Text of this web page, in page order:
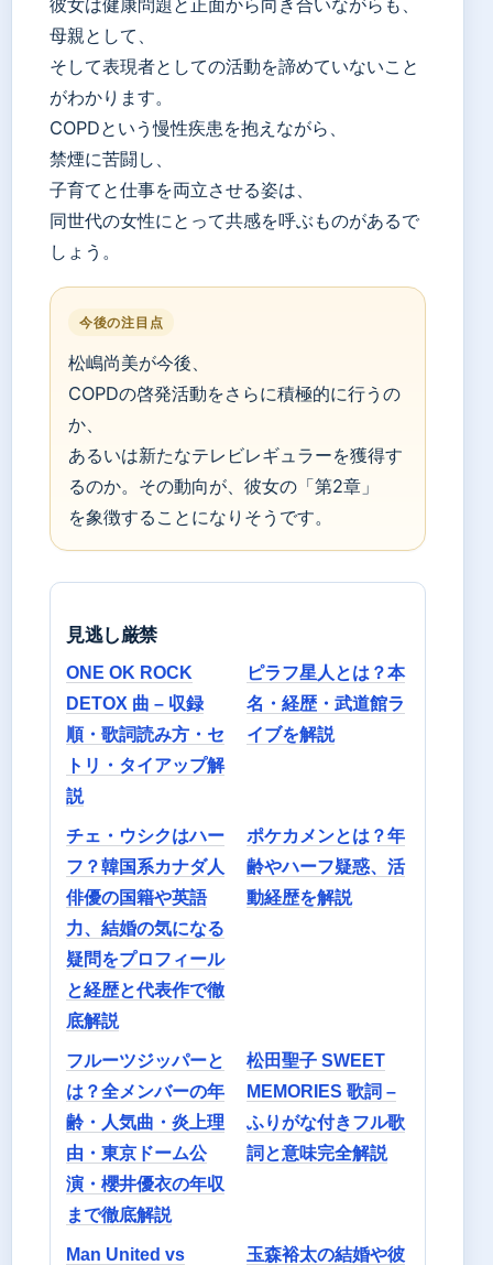
母親として、
そして表現者としての活動を諦めていないこと
がわかります。
COPDという慢性疾患を抱えながら、
禁煙に苦闘し、
子育てと仕事を両立させる姿は、
同世代の女性にとって共感を呼ぶものがあるで
しょう。
今後の注目点
松嶋尚美が今後、
COPDの啓発活動をさらに積極的に行うの
か、
あるいは新たなテレビレギュラーを獲得す
るのか。その動向が、彼女の「第2章」
を象徴することになりそうです。
見逃し厳禁
ONE OK ROCK
DETOX 曲 – 収録
順・歌詞読み方・セ
トリ・タイアップ解
説
ピラフ星人とは？本
名・経歴・武道館ラ
イブを解説
チェ・ウシクはハー
フ？韓国系カナダ人
俳優の国籍や英語
力、結婚の気になる
疑問をプロフィール
と経歴と代表作で徹
底解説
ポケカメンとは？年
齢やハーフ疑惑、活
動経歴を解説
フルーツジッパーと
は？全メンバーの年
齢・人気曲・炎上理
由・東京ドーム公
演・櫻井優衣の年収
まで徹底解説
松田聖子 SWEET
MEMORIES 歌詞 –
ふりがな付きフル歌
詞と意味完全解説
Man United vs
玉森裕太の結婚や彼